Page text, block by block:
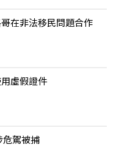
在非法移民問題合作
虛假證件
危駕被捕